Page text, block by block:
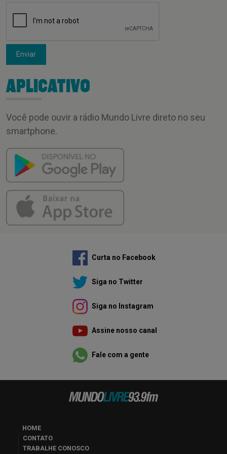
Enviar
APLICATIVO
Você pode ouvir a rádio Mundo Livre direto no seu
smartphone.
Curta no Facebook
Siga no Twitter
Siga no Instagram
Assine nosso canal
Fale com a gente
HOME
CONTATO
TRABALHE CONOSCO